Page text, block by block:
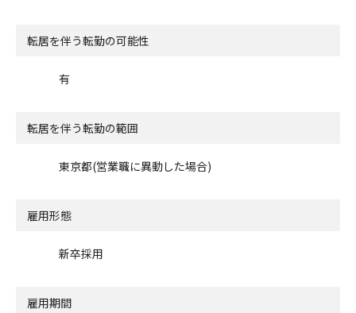
転居を伴う転勤の可能性
有
転居を伴う転勤の範囲
東京都(営業職に異動した場合)
雇用形態
新卒採用
雇用期間